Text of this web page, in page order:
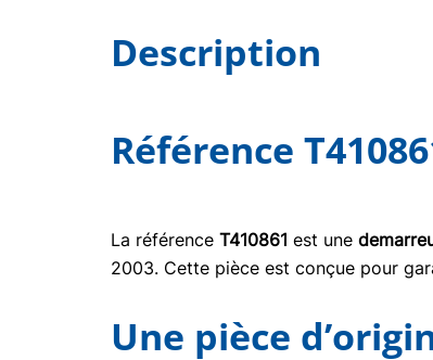
Description
Référence
La référence T410861 est une
2003. Cette pièce est conçue pour
Une pièce